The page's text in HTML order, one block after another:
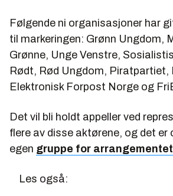
Følgende ni organisasjoner har
til markeringen: Grønn Ungdom,
Grønne, Unge Venstre,
Rødt, Rød Ungdom, Piratpartiet,
Elektronisk Forpost Norge og
Det vil bli holdt appeller ved
flere av disse aktørene, og det er
egen gruppe for arrangementet
Les også: